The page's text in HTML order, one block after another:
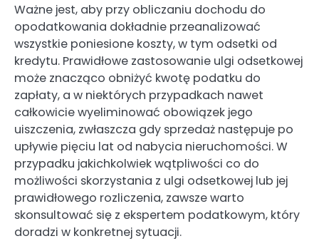
Ważne jest, aby przy obliczaniu dochodu do
opodatkowania dokładnie przeanalizować
wszystkie poniesione koszty, w tym odsetki od
kredytu. Prawidłowe zastosowanie ulgi odsetkowej
może znacząco obniżyć kwotę podatku do
zapłaty, a w niektórych przypadkach nawet
całkowicie wyeliminować obowiązek jego
uiszczenia, zwłaszcza gdy sprzedaż następuje po
upływie pięciu lat od nabycia nieruchomości. W
przypadku jakichkolwiek wątpliwości co do
możliwości skorzystania z ulgi odsetkowej lub jej
prawidłowego rozliczenia, zawsze warto
skonsultować się z ekspertem podatkowym, który
doradzi w konkretnej sytuacji.